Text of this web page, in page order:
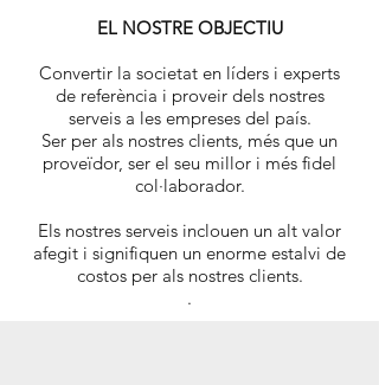
EL NOSTRE OBJECTIU
Convertir la societat en líders i experts
de referència i proveir dels nostres
serveis a les empreses del país.
Ser per als nostres clients, més que un
proveïdor, ser el seu millor i més fidel
col·laborador.
Els nostres serveis inclouen un alt valor
afegit i signifiquen un enorme estalvi de
costos per als nostres clients.
.